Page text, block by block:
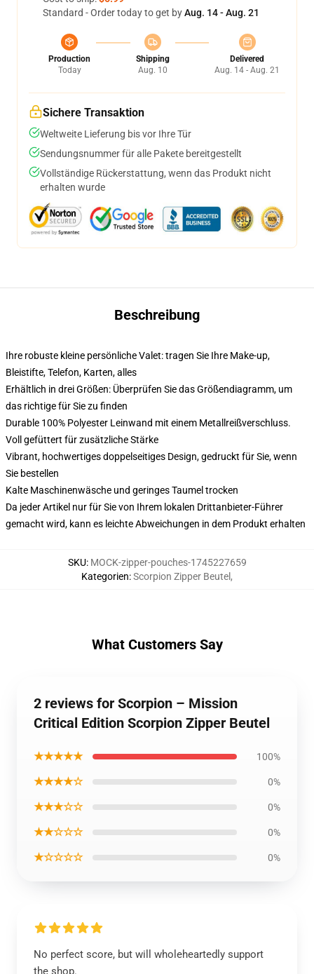
Standard - Order today to get byAug. 14 - Aug. 21
Production
Today
Shipping
Aug. 10
Delivered
Aug. 14 - Aug. 21
Sichere Transaktion
Weltweite Lieferung bis vor Ihre Tür
Sendungsnummer für alle Pakete bereitgestellt
Vollständige Rückerstattung, wenn das Produkt nicht
erhalten wurde
Beschreibung
Ihre robuste kleine persönliche Valet: tragen Sie Ihre Make-up,
Bleistifte, Telefon, Karten, alles
Erhältlich in drei Größen: Überprüfen Sie das Größendiagramm, um
das richtige für Sie zu finden
Durable 100% Polyester Leinwand mit einem Metallreißverschluss.
Voll gefüttert für zusätzliche Stärke
Vibrant, hochwertiges doppelseitiges Design, gedruckt für Sie, wenn
Sie bestellen
Kalte Maschinenwäsche und geringes Taumel trocken
Da jeder Artikel nur für Sie von Ihrem lokalen Drittanbieter-Führer
gemacht wird, kann es leichte Abweichungen in dem Produkt erhalten
SKU: MOCK-zipper-pouches-1745227659
Kategorien:Scorpion Zipper Beutel ,
What Customers Say
2 reviews for Scorpion – Mission
Critical Edition Scorpion Zipper Beutel
★★★★★ 100%
★★★★☆ 0%
★★★☆☆ 0%
★★☆☆☆ 0%
★☆☆☆☆ 0%
No perfect score, but will wholeheartedly support
the shop.